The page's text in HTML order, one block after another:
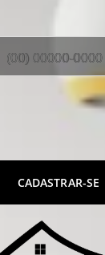
CADASTRAR-SE